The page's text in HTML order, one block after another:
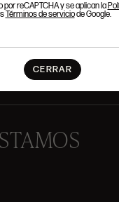
reCAPTCHA y se aplican la
Términos de serviciode Google.
CERRAR